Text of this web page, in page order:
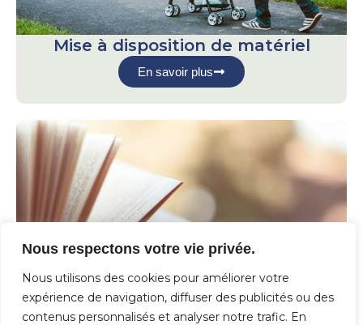
Nous respectons votre vie privée.
Nous utilisons des cookies pour améliorer votre
expérience de navigation, diffuser des publicités ou des
contenus personnalisés et analyser notre trafic. En
Mise à disposition de matériel
En savoir plus